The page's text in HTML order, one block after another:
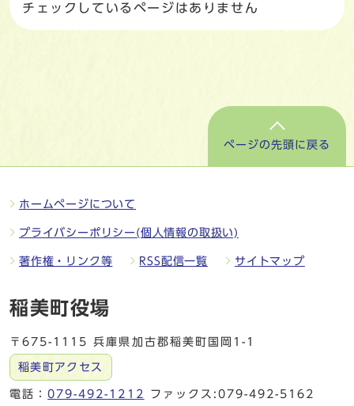
チェックしているページはありません
ページの先頭に戻る
ホームページについて
プライバシーポリシー(個人情報の取扱い)
著作権・リンク等 RSS配信一覧 サイトマップ
稲美町役場
〒675-1115 兵庫県加古郡稲美町国岡1-1
稲美町アクセス
電話：079-492-1212 ファックス:079-492-5162